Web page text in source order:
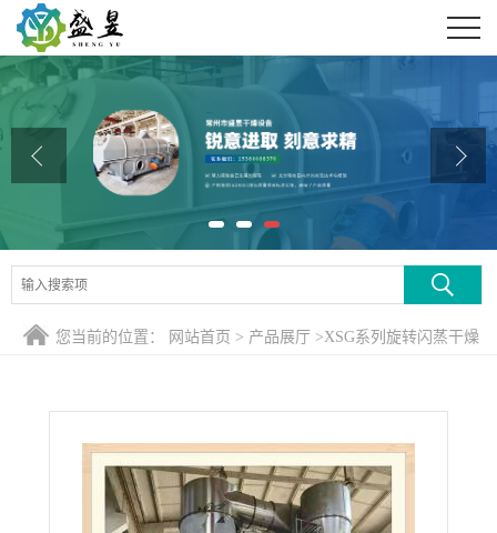
公司首页
公司介绍
公司动态
产品展厅
证书荣誉
联系方式
您当前的位置： 网站首页 > 产品展厅 >XSG系列旋转闪蒸干燥